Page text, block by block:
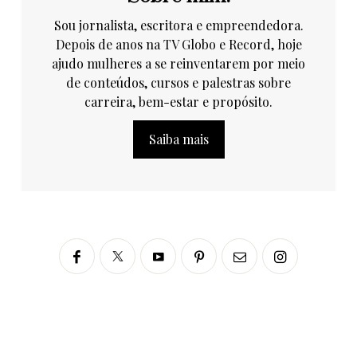
Sou jornalista, escritora e empreendedora.
Depois de anos na TV Globo e Record, hoje
ajudo mulheres a se reinventarem por meio
de conteúdos, cursos e palestras sobre
carreira, bem-estar e propósito.
Saiba mais